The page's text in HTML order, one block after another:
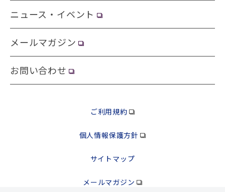
ニュース・イベント
メールマガジン
お問い合わせ
ご利用規約
個人情報保護方針
サイトマップ
メールマガジン